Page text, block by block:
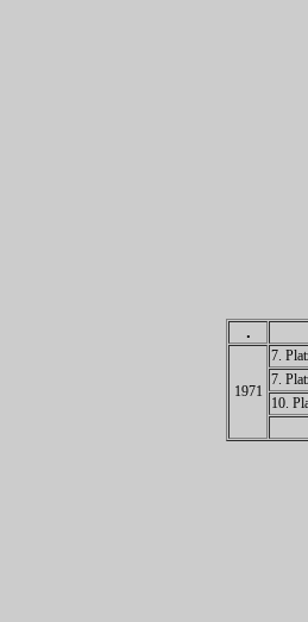
.
1971
7.
7.
10.